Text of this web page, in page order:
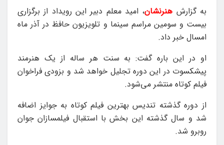
به گزارش هنرنشان، امید معلم دبیر این رویداد از برگزاری
بیست و سومین مراسم سینما و تلویزیون حافظ در آذر ماه
امسال خبر داد.
او در این باره گفت: به سنت هر ساله از یک هنرمند
پیشکسوت در این دوره تجلیل خواهد شد و بزودی فراخوان
فیلم کوتاه منتشر می‌‎شود.
از دوره گذشته تندیس بهترین فیلم کوتاه به جوایز اضافه
شد و سال گذشته این بخش با استقبال فیلمسازان جوان
روبرو شد.